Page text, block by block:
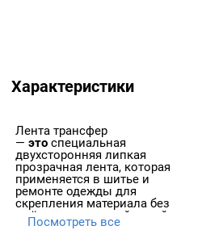
Характеристики
Лента трансфер
— это специальная
двухсторонняя липкая
прозрачная лента, которая
применяется в шитье и
ремонте одежды для
скрепления материала без
смётывания ручной иглой.
Посмотреть все